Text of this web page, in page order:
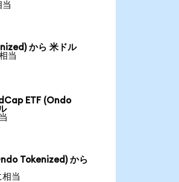
当
から 米ドル
当
ETF (Ondo
Tokenized) から
当